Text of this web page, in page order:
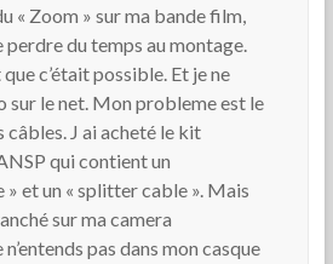
« Zoom » sur ma bande film,
perdre du temps au montage.
que c’était possible. Et je ne
sur le net. Mon probleme est le
J ai acheté le kit
qui contient un
et un « splitter cable ». Mais
sur ma camera
pas dans mon casque